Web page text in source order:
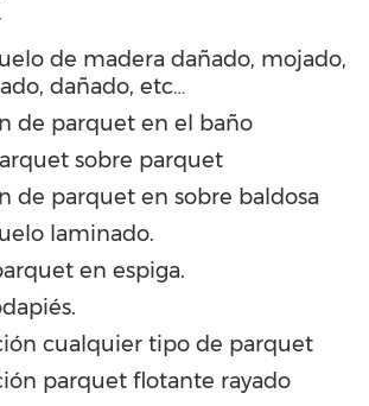
de madera dañado, mojado,
dañado, etc…
de parquet en el baño
sobre parquet
de parquet en sobre baldosa
laminado.
en espiga.
cualquier tipo de parquet
parquet flotante rayado